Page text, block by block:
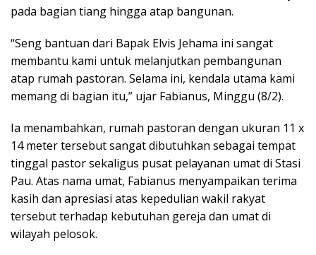
pada bagian tiang hingga atap bangunan.
“Seng bantuan dari Bapak Elvis Jehama ini sangat
membantu kami untuk melanjutkan pembangunan
atap rumah pastoran. Selama ini, kendala utama kami
memang di bagian itu,” ujar Fabianus, Minggu (8/2).
Ia menambahkan, rumah pastoran dengan ukuran 11 x
14 meter tersebut sangat dibutuhkan sebagai tempat
tinggal pastor sekaligus pusat pelayanan umat di Stasi
Pau. Atas nama umat, Fabianus menyampaikan terima
kasih dan apresiasi atas kepedulian wakil rakyat
tersebut terhadap kebutuhan gereja dan umat di
wilayah pelosok.